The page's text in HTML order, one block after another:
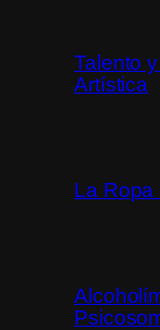
Talento
Artística
La Ropa